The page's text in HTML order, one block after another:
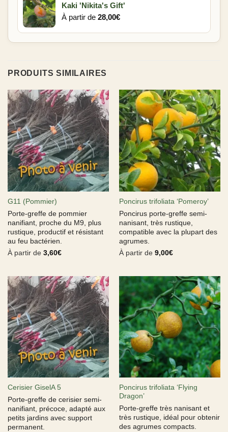
Kaki 'Nikita's Gift'
À partir de 28,00€
PRODUITS SIMILAIRES
G11 (Pommier)
Porte-greffe de pommier
nanifiant, proche du M9, plus
rustique, productif et résistant
au feu bactérien.
À partir de 3,60€
Poncirus trifoliata ‘Pomeroy’
Poncirus porte-greffe semi-
nanisant, très rustique,
compatible avec la plupart des
agrumes.
À partir de 9,00€
Cerisier GiselA 5
Porte-greffe de cerisier semi-
nanifiant, précoce, adapté aux
petits jardins avec support
permanent.
Poncirus trifoliata ‘Flying
Dragon’
Porte-greffe très nanisant et
très rustique, idéal pour obtenir
des agrumes compacts.